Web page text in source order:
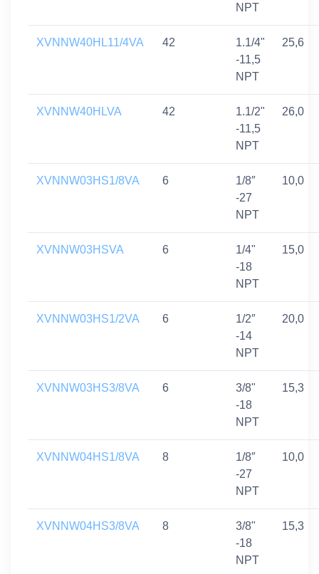
NPT
XVNNW40HL11/4VA 42
1.1/4"
-11,5
NPT
25,6
XVNNW40HLVA 42
1.1/2"
-11,5
NPT
26,0
XVNNW03HS1/8VA 6
1/8″
-27
NPT
10,0
XVNNW03HSVA 6
1/4"
-18
NPT
15,0
XVNNW03HS1/2VA 6
1/2″
-14
NPT
20,0
XVNNW03HS3/8VA 6
3/8"
-18
NPT
15,3
XVNNW04HS1/8VA 8
1/8″
-27
NPT
10,0
XVNNW04HS3/8VA 8
3/8"
-18
NPT
15,3